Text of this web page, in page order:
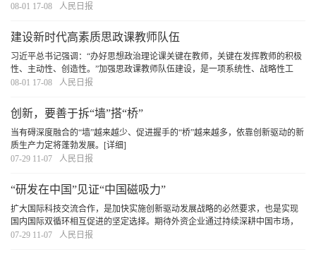
今后一个时期，要重点研究、论证和抓好推进文化大省建设的重大工程建设，
08-01 17-08 人民日报
建设新时代高素质思政课教师队伍
习近平总书记强调：“办好思想政治理论课关键在教师，关键在发挥教师的积极
性、主动性、创造性。”加强思政课教师队伍建设，是一项系统性、战略性工
程，必须坚持在强化政治建设、提升专业能力、推动协同育人、健全评价体系
08-01 17-08 人民日报
创新，要善于拆“墙”搭“桥”
当有碍深度融合的“墙”越来越少、促进握手的“桥”越来越多，依靠创新驱动的新
质生产力定将蓬勃发展。 [详细]
07-29 11-07
人民日报
“研发在中国”见证“中国磁吸力”
扩大国际科技交流合作，是加快实施创新驱动发展战略的必然要求，也是实现
国内国际双循环相互促进的坚定选择。期待外资企业通过持续深耕中国市场，
更加紧密融入中国产业链，分享中国高质量发展红利，实现在中国、惠全球的
07-29 11-07 人民日报